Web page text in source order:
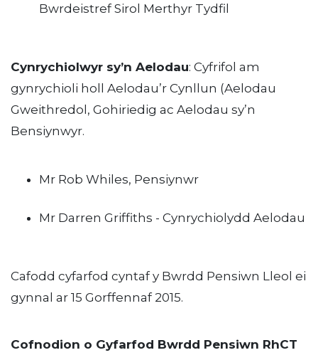
Bwrdeistref Sirol Merthyr Tydfil
Cynrychiolwyr sy’n Aelodau: Cyfrifol am
gynrychioli holl Aelodau’r Cynllun (Aelodau
Gweithredol, Gohiriedig ac Aelodau sy’n
Bensiynwyr.
Mr Rob Whiles, Pensiynwr
Mr Darren Griffiths - Cynrychiolydd Aelodau
Cafodd cyfarfod cyntaf y Bwrdd Pensiwn Lleol ei
gynnal ar 15 Gorffennaf 2015.
Cofnodion o Gyfarfod Bwrdd Pensiwn RhCT